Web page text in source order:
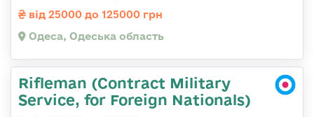
від 25000 до 125000 грн
Одеса, Одеська область
Rifleman (Contract Military
Service, for Foreign Nationals)